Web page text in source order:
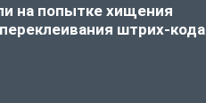
на попытке хищения
штрих-кода